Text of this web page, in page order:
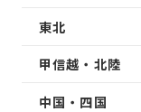
東北
甲信越・北陸
中国・四国